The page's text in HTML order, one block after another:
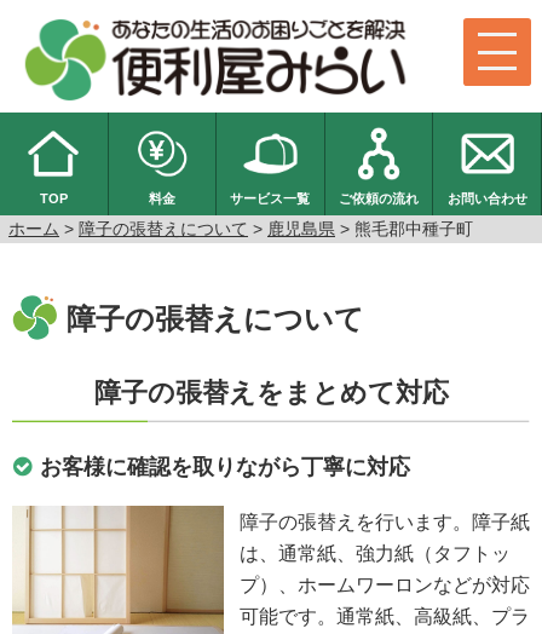
TOP 料金 サービス一覧 ご依頼の流れ お問い合わせ
ホーム > 障子の張替えについて > 鹿児島県 > 熊毛郡中種子町
障子の張替えについて
障子の張替えをまとめて対応
お客様に確認を取りながら丁寧に対応
障子の張替えを行います。障子紙
は、通常紙、強力紙（タフトッ
プ）、ホームワーロンなどが対応
可能です。通常紙、高級紙、プラ